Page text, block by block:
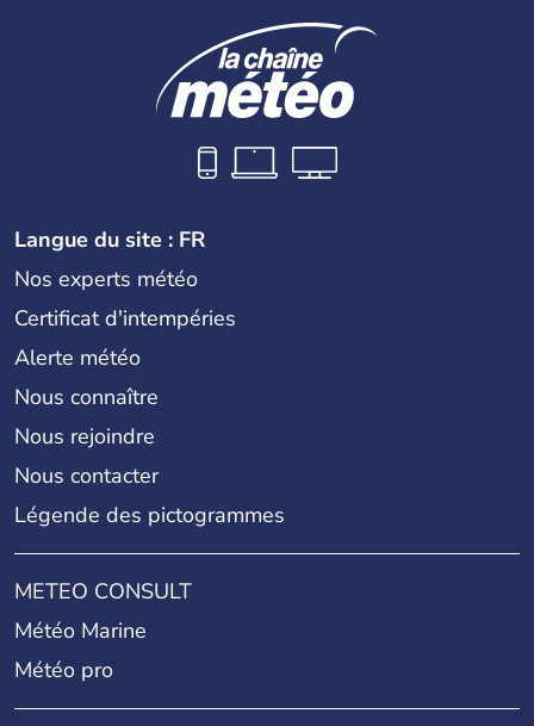
Langue du site : FR
Nos experts météo
Certificat d'intempéries
Alerte météo
Nous connaître
Nous rejoindre
Nous contacter
Légende des pictogrammes
METEO CONSULT
Météo Marine
Météo pro